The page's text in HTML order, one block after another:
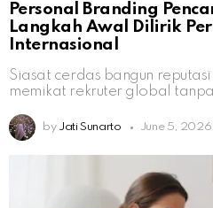
Personal Branding
Langkah Awal Dilirik
Internasional
Siasat cerdas bangun
memikat rekruter global
by Jati Sunarto June 5,